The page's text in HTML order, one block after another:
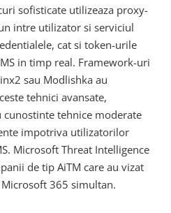
sofisticate utilizeaza proxy-
intre utilizator si serviciul
cat si token-urile
in timp real. Framework-uri
sau Modlishka au
tehnici avansate,
tehnice moderate
impotriva utilizatorilor
Microsoft Threat Intelligence
de tip AiTM care au vizat
365 simultan.